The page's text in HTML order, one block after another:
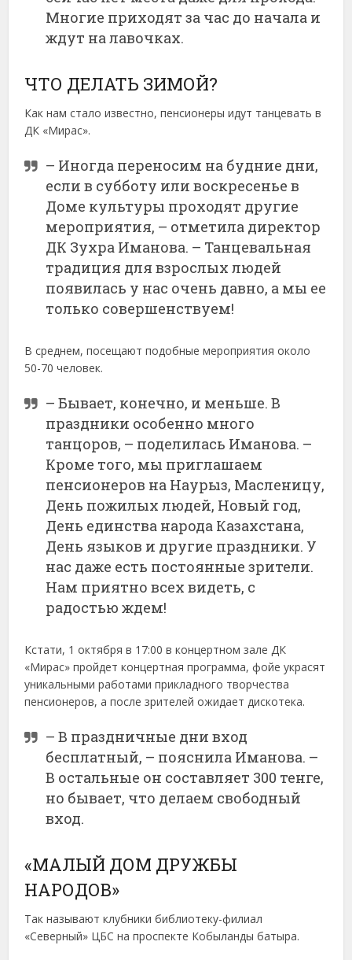
Многие приходят за час до начала и
ждут на лавочках.
ЧТО ДЕЛАТЬ ЗИМОЙ?
Как нам стало известно, пенсионеры идут танцевать в
ДК «Мирас».
– Иногда переносим на будние дни,
если в субботу или воскресенье в
Доме культуры проходят другие
мероприятия, – отметила директор
ДК Зухра Иманова. – Танцевальная
традиция для взрослых людей
появилась у нас очень давно, а мы ее
только совершенствуем!
В среднем, посещают подобные мероприятия около
50-70 человек.
– Бывает, конечно, и меньше. В
праздники особенно много
танцоров, – поделилась Иманова. –
Кроме того, мы приглашаем
пенсионеров на Наурыз, Масленицу,
День пожилых людей, Новый год,
День единства народа Казахстана,
День языков и другие праздники. У
нас даже есть постоянные зрители.
Нам приятно всех видеть, с
радостью ждем!
Кстати, 1 октября в 17:00 в концертном зале ДК
«Мирас» пройдет концертная программа, фойе украсят
уникальными работами прикладного творчества
пенсионеров, а после зрителей ожидает дискотека.
– В праздничные дни вход
бесплатный, – пояснила Иманова. –
В остальные он составляет 300 тенге,
но бывает, что делаем свободный
вход.
«МАЛЫЙ ДОМ ДРУЖБЫ
НАРОДОВ»
Так называют клубники библиотеку-филиал
«Северный» ЦБС на проспекте Кобыланды батыра.